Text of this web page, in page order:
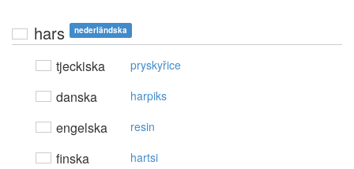
hars nederländska
tjeckiska pryskyřice
danska harpiks
engelska resin
finska hartsi